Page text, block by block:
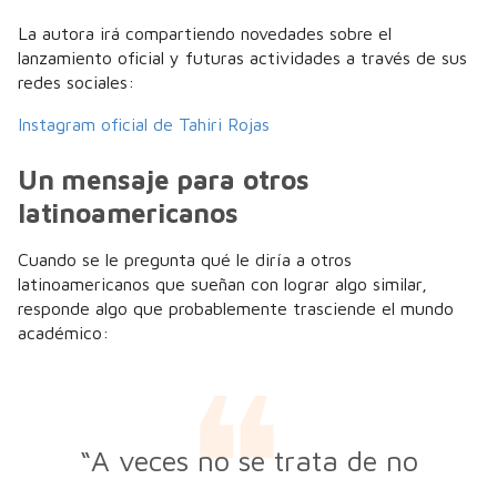
La autora irá compartiendo novedades sobre el
lanzamiento oficial y futuras actividades a través de sus
redes sociales:
Instagram oficial de Tahiri Rojas
Un mensaje para otros
latinoamericanos
Cuando se le pregunta qué le diría a otros
latinoamericanos que sueñan con lograr algo similar,
responde algo que probablemente trasciende el mundo
académico:
“A veces no se trata de no